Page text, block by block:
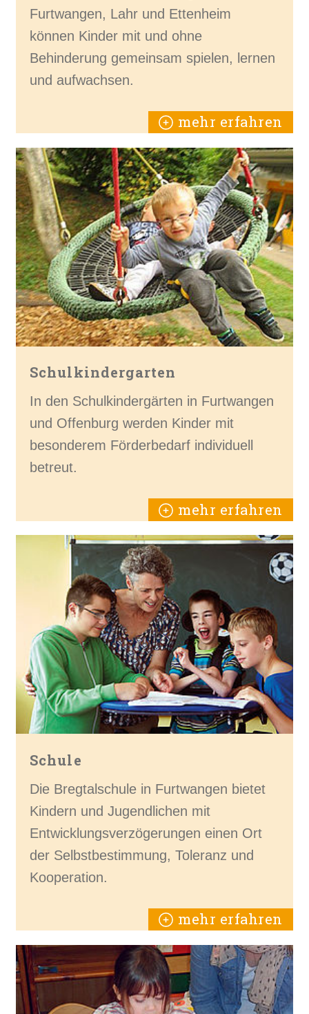
Furtwangen, Lahr und Ettenheim
können Kinder mit und ohne
Behinderung gemeinsam spielen, lernen
und aufwachsen.
mehr erfahren
Schulkindergarten
In den Schulkindergärten in Furtwangen
und Offenburg werden Kinder mit
besonderem Förderbedarf individuell
betreut.
mehr erfahren
Schule
Die Bregtalschule in Furtwangen bietet
Kindern und Jugendlichen mit
Entwicklungsverzögerungen einen Ort
der Selbstbestimmung, Toleranz und
Kooperation.
mehr erfahren